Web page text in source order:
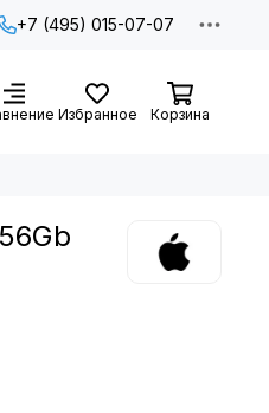
+7 (495) 015-07-07
Избранное Корзина